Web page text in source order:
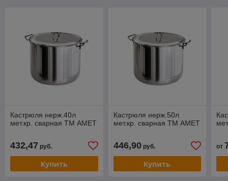
Кастрюля нерж.40л
мет.кр. сварная ТМ АМЕТ
432,47 руб.
Купить
Кастрюля нерж.50л
мет.кр. сварная ТМ АМЕТ
446,90руб.
Купить
от